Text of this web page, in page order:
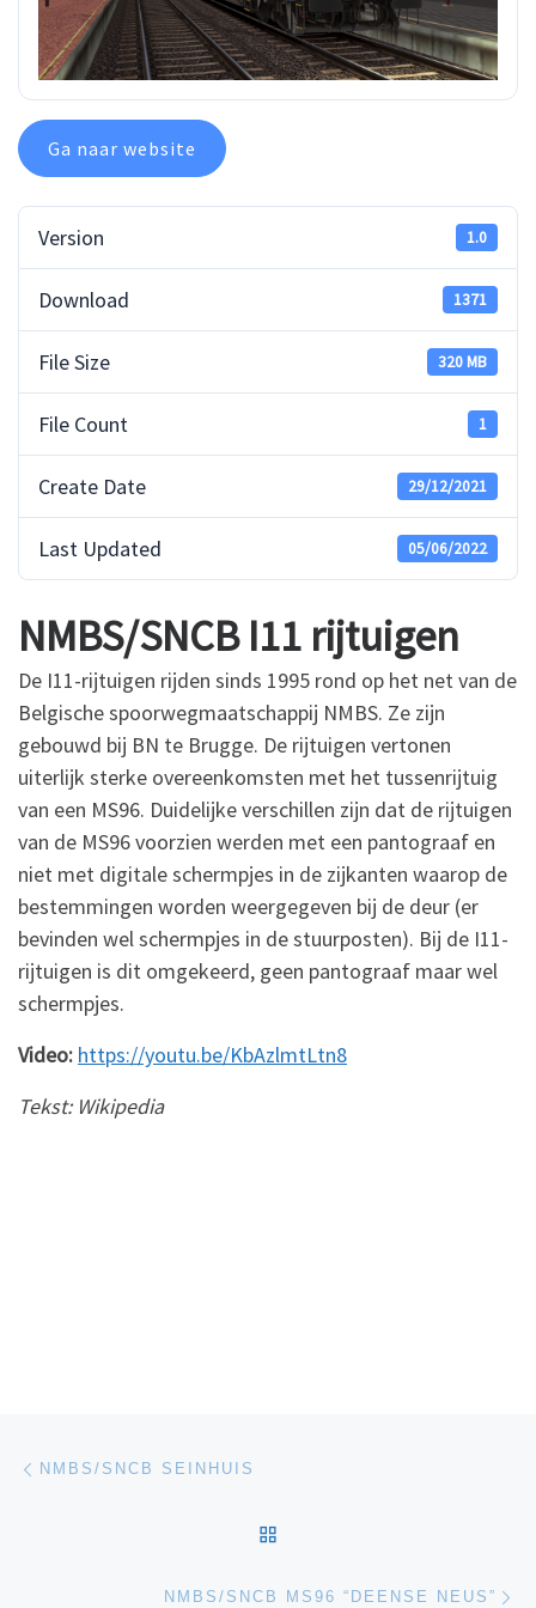
Ga naar website
Version 1.0
Download 1371
File Size 320 MB
File Count 1
Create Date 29/12/2021
Last Updated 05/06/2022
NMBS/SNCB I11 rijtuigen
De I11-rijtuigen rijden sinds 1995 rond op het net van de
Belgische spoorwegmaatschappij NMBS. Ze zijn
gebouwd bij BN te Brugge. De rijtuigen vertonen
uiterlijk sterke overeenkomsten met het tussenrijtuig
van een MS96. Duidelijke verschillen zijn dat de rijtuigen
van de MS96 voorzien werden met een pantograaf en
niet met digitale schermpjes in de zijkanten waarop de
bestemmingen worden weergegeven bij de deur (er
bevinden wel schermpjes in de stuurposten). Bij de I11-
rijtuigen is dit omgekeerd, geen pantograaf maar wel
schermpjes.
Video: https://youtu.be/KbAzlmtLtn8
Tekst: Wikipedia
Post navigation
NMBS/SNCB SEINHUIS
NMBS/SNCB MS96 “DEENSE NEUS”